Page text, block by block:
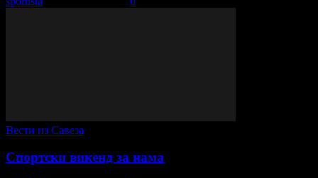
Вести из Савеза
Спортски викенд за нама